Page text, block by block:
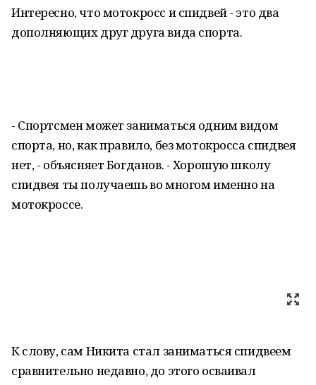
Интересно, что мотокросс и спидвей - это два
дополняющих друг друга вида спорта.
- Спортсмен может заниматься одним видом
спорта, но, как правило, без мотокросса спидвея
нет, - объясняет Богданов. - Хорошую школу
спидвея ты получаешь во многом именно на
мотокроссе.
К слову, сам Никита стал заниматься спидвеем
сравнительно недавно, до этого осваивал